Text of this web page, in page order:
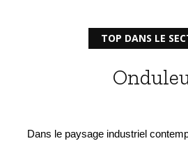
TOP DANS LE
Dans le paysage industriel